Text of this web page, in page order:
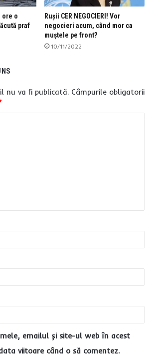
ore o
praf
Rușii CER NEGOCIERI! Vor
negocieri acum, când mor ca
muștele pe front?
10/11/2022
nu va fi publicată. Câmpurile obligatorii
emailul și site-ul web în acest
viitoare când o să comentez.